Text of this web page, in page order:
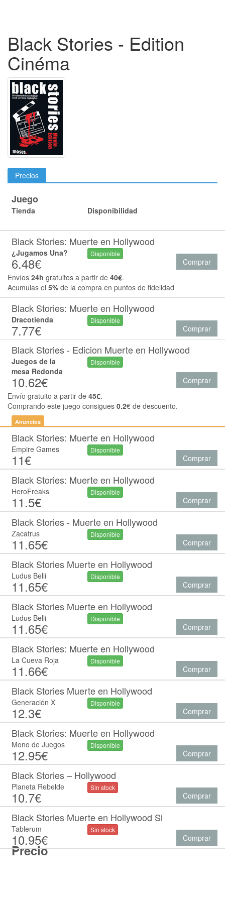
Black Stories - Edition
Cinéma
Precios
Juego
Tienda
Precio
Disponibilidad
Black Stories: Muerte en Hollywood
¿Jugamos Una?
6.48€
Disponible
Comprar
Envíos 24h gratuitos a partir de 40€.
Acumulas el 5% de la compra en puntos de fidelidad
Black Stories: Muerte en Hollywood
Dracotienda
7.77€
Disponible
Comprar
Black Stories - Edicion Muerte en Hollywood
Juegos de la
mesa Redonda
10.62€
Disponible
Comprar
Envío gratuito a partir de 45€.
Comprando este juego consigues 0.2€ de descuento.
Anuncios
Black Stories: Muerte en Hollywood
Empire Games
11€
Disponible
Comprar
Black Stories: Muerte en Hollywood
HeroFreaks
11.5€
Disponible
Comprar
Black Stories - Muerte en Hollywood
Zacatrus
11.65€
Disponible
Comprar
Black Stories Muerte en Hollywood
Ludus Belli
11.65€
Disponible
Comprar
Black Stories Muerte en Hollywood
Ludus Belli
11.65€
Disponible
Comprar
Black Stories: Muerte en Hollywood
La Cueva Roja
11.66€
Disponible
Comprar
Black Stories Muerte en Hollywood
Generación X
12.3€
Disponible
Comprar
Black Stories: Muerte en Hollywood
Mono de Juegos
12.95€
Disponible
Comprar
Black Stories – Hollywood
Planeta Rebelde
10.7€
Sin stock
Comprar
Black Stories Muerte en Hollywood Si
Tablerum
10.95€
Sin stock
Comprar